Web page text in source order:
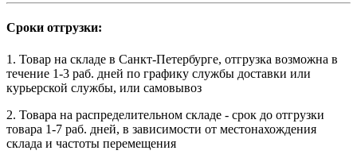
Сроки отгрузки:
1. Товар на складе в Санкт-Петербурге, отгрузка возможна в
течение 1-3 раб. дней по графику службы доставки или
курьерской службы, или самовывоз
2. Товара на распределительном складе - срок до отгрузки
товара 1-7 раб. дней, в зависимости от местонахождения
склада и частоты перемещения